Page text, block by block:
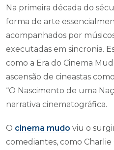
Na primeira década do
forma de arte
acompanhados por
executadas em sincronia.
como a Era do Cinema
ascensão de cineastas
“O Nascimento de uma
narrativa cinematográfica.
O cinema mudo viu o
comediantes, como